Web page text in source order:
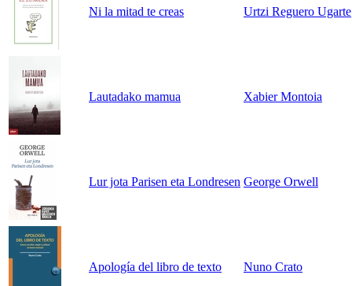
Ni la mitad te creas Urtzi Reguero Ugarte
Lautadako mamua Xabier Montoia
Lur jota Parisen eta Londresen George Orwell
Apología del libro de texto Nuno Crato